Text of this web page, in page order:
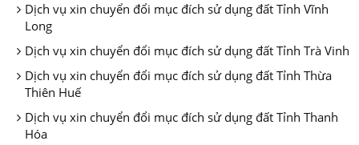
Dịch vụ xin chuyển đổi mục đích sử dụng đất Tỉnh Vĩnh
Long
Dịch vụ xin chuyển đổi mục đích sử dụng đất Tỉnh Trà Vinh
Dịch vụ xin chuyển đổi mục đích sử dụng đất Tỉnh Thừa
Thiên Huế
Dịch vụ xin chuyển đổi mục đích sử dụng đất Tỉnh Thanh
Hóa